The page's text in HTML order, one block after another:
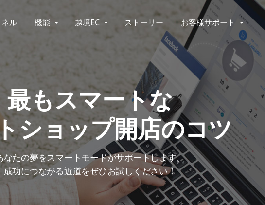
ル 機能 越境EC ストーリー お客様サポート
最もスマートな
ショップ開店のコツ
なたの夢をスマートモードがサポートします。
成功につながる近道をぜひお試しください！